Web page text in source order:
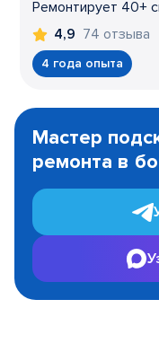
Ремонтирует 40+
4,9 74 отзыва
4 года опыта
1
Мастер
ремонта в